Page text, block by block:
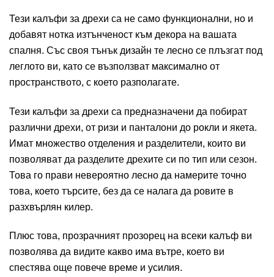
Тези калъфи за дрехи са не само функционални, но и
добавят нотка изтънченост към декора на вашата
спалня. Със своя тънък дизайн те лесно се плъзгат под
леглото ви, като се възползват максимално от
пространството, с което разполагате.
Тези калъфи за дрехи са предназначени да побират
различни дрехи, от ризи и панталони до рокли и якета.
Имат множество отделения и разделители, които ви
позволяват да разделите дрехите си по тип или сезон.
Това го прави невероятно лесно да намерите точно
това, което търсите, без да се налага да ровите в
разхвърлян килер.
Плюс това, прозрачният прозорец на всеки калъф ви
позволява да видите какво има вътре, което ви
спестява още повече време и усилия.